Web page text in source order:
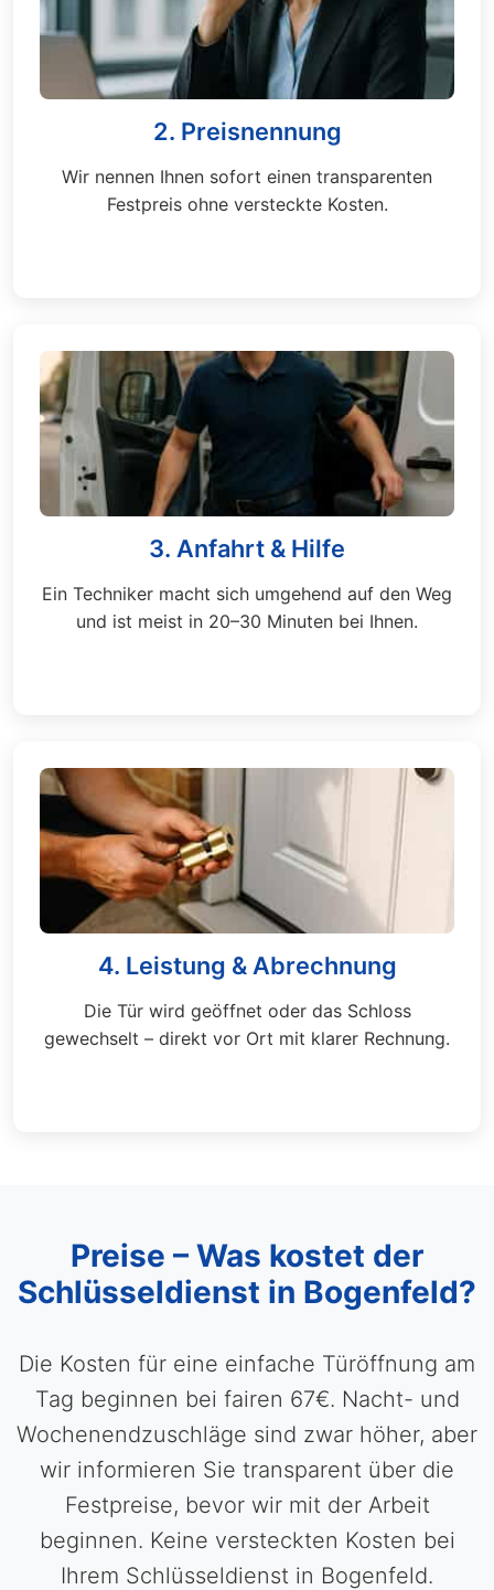
2. Preisnennung
Wir nennen Ihnen sofort einen transparenten
Festpreis ohne versteckte Kosten.
3. Anfahrt & Hilfe
Ein Techniker macht sich umgehend auf den Weg
und ist meist in 20–30 Minuten bei Ihnen.
4. Leistung & Abrechnung
Die Tür wird geöffnet oder das Schloss
gewechselt – direkt vor Ort mit klarer Rechnung.
Preise – Was kostet der
Schlüsseldienst in Bogenfeld?
Die Kosten für eine einfache Türöffnung am
Tag beginnen bei fairen 67€. Nacht- und
Wochenendzuschläge sind zwar höher, aber
wir informieren Sie transparent über die
Festpreise, bevor wir mit der Arbeit
beginnen. Keine versteckten Kosten bei
Ihrem Schlüsseldienst in Bogenfeld.